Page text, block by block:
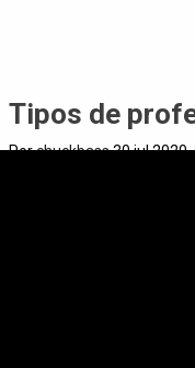
Tipos de
Porchuckbass30 jul 2020,